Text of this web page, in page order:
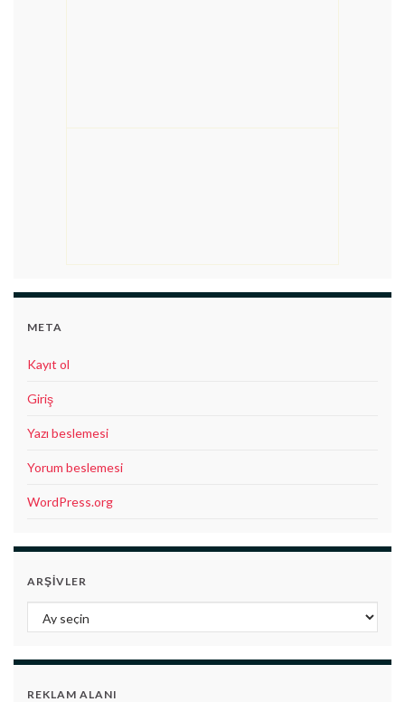
META
Kayıt ol
Giriş
Yazı beslemesi
Yorum beslemesi
WordPress.org
ARŞIVLER
Arşivler
REKLAM ALANI